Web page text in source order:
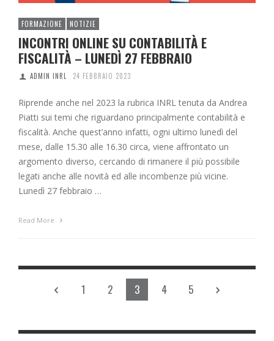
FORMAZIONE NOTIZIE
INCONTRI ONLINE SU CONTABILITÀ E
FISCALITÀ – LUNEDÌ 27 FEBBRAIO
ADMIN INRL 24 FEBBRAIO 2023
Riprende anche nel 2023 la rubrica INRL tenuta da Andrea
Piatti sui temi che riguardano principalmente contabilità e
fiscalità. Anche quest’anno infatti, ogni ultimo lunedì del
mese, dalle 15.30 alle 16.30 circa, viene affrontato un
argomento diverso, cercando di rimanere il più possibile
legati anche alle novità ed alle incombenze più vicine.
Lunedì 27 febbraio …
Read More
1 2 3 4 5